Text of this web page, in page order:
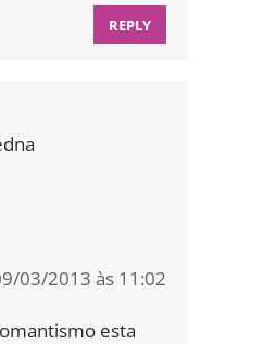
REPLY
03/2013 às 11:02
esta